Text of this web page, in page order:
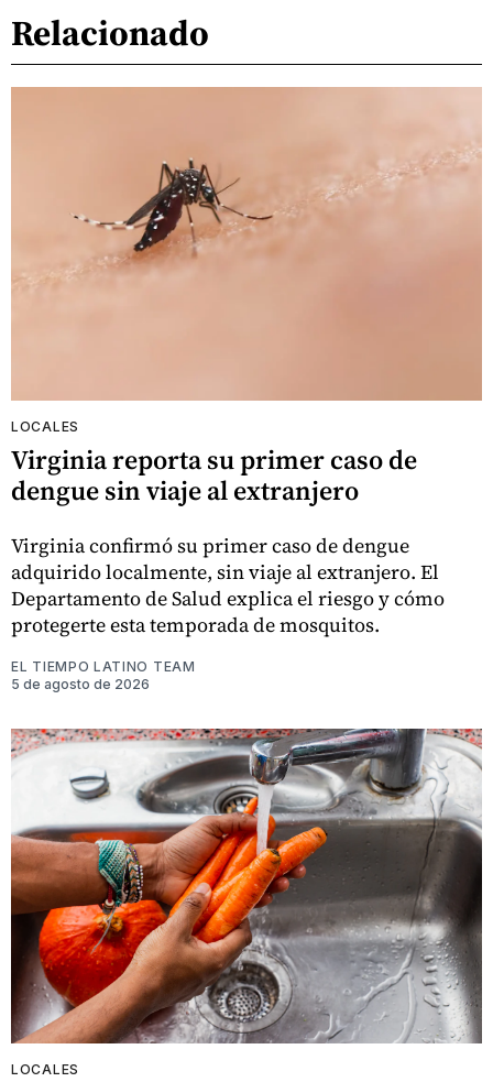
Relacionado
LOCALES
Virginia reporta su primer caso de
dengue sin viaje al extranjero
Virginia confirmó su primer caso de dengue
adquirido localmente, sin viaje al extranjero. El
Departamento de Salud explica el riesgo y cómo
protegerte esta temporada de mosquitos.
EL TIEMPO LATINO TEAM
5 de agosto de 2026
LOCALES